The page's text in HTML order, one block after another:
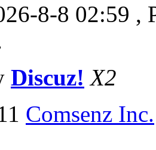
8-8 02:59 ,
Discuz! X2
Comsenz Inc.